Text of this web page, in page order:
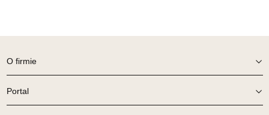
O firmie
Portal